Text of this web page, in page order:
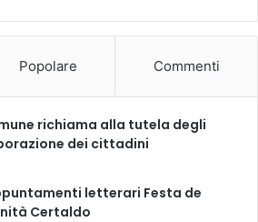
Popolare Commenti
richiama alla tutela degli
dei cittadini
letterari Festa de
Certaldo